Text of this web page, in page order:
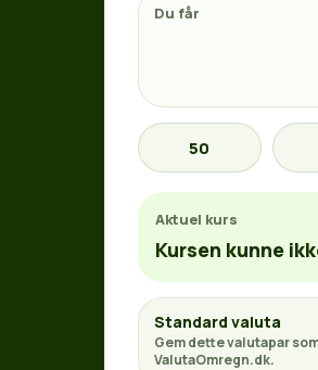
Du får
50
Aktuel kurs
Kursen kunne
Standard valuta
Gem dette valutapar
ValutaOmregn.dk.